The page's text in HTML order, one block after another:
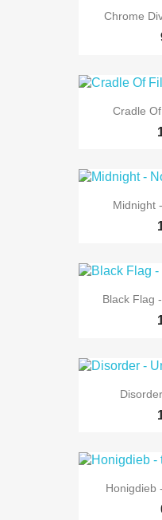
Chrome
Cradle Of
Midnight
Black Flag
Honigdieb